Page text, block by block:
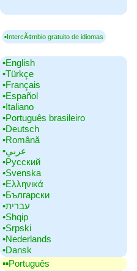
▪IntercÃ¢mbio gratuito de idiomas
•‎English
•‎Türkçe
•‎Français
•‎Español
•‎Italiano
•‎Português brasileiro
•‎Deutsch
•‎Română
•‎عربي
•‎Русский
•‎Svenska
•‎Ελληνικά
•‎Български
•‎עברית
•‎Shqip
•‎Srpski
•‎Nederlands
•‎Dansk
▪▪‎Português